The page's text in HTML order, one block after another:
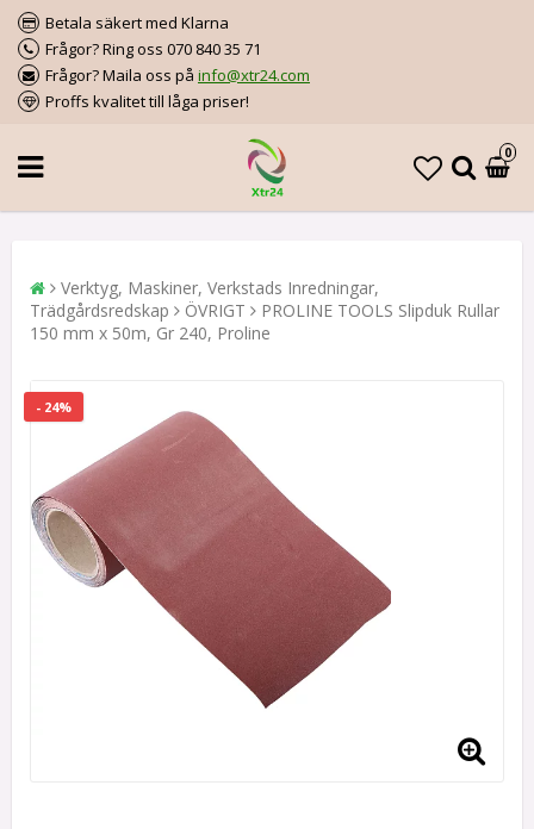
Betala säkert med Klarna
Frågor? Ring oss 070 840 35 71
Frågor? Maila oss på info@xtr24.com
Proffs kvalitet till låga priser!
0
Verktyg, Maskiner, Verkstads Inredningar,
Trädgårdsredskap
ÖVRIGT
PROLINE TOOLS Slipduk Rullar
150 mm x 50m, Gr 240, Proline
- 24%